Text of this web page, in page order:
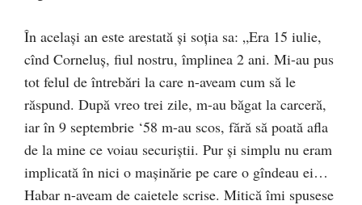
În același an este arestată și soția sa: „Era 15 iulie,
cînd Corneluş, fi­ul nostru, împlinea 2 ani. Mi-au pus
tot felul de între­bări la care n-aveam cum să le
răspund. După vreo trei zile, m-au băgat la carceră,
iar în 9 septembrie ‘58 m-au scos, fără să poată afla
de la mine ce voiau securiştii. Pur şi simplu nu eram
implicată în nici o maşinărie pe care o gîndeau ei…
Habar n-aveam de caietele scrise. Mitică îmi spusese